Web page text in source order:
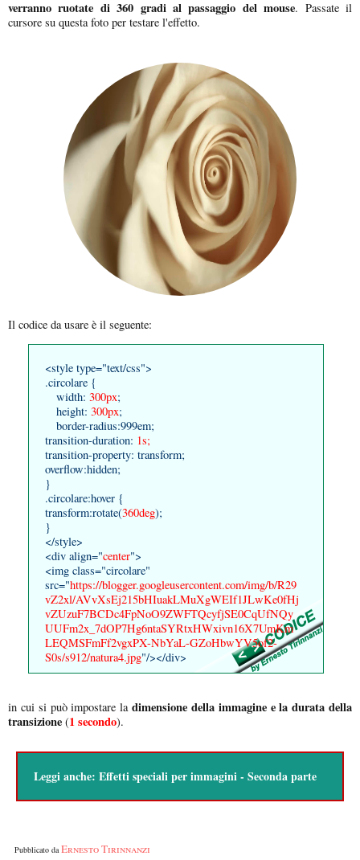
verranno ruotate di 360 gradi al passaggio del mouse. Passate il
cursore su questa foto per testare l'effetto.
Il codice da usare è il seguente:
<style type="text/css">
.circolare {
width: 300px;
height: 300px;
border-radius:999em;
transition-duration: 1s;
transition-property: transform;
overflow:hidden;
}
.circolare:hover {
transform:rotate(360deg);
}
</style>
<div align="center">
<img class="circolare"
src="https://blogger.googleusercontent.com/img/b/R29
vZ2xl/AVvXsEj215bHIuakLMuXgWEIf1JLwKe0fHj
vZUzuF7BCDc4FpNoO9ZWFTQcyfjSE0CqUfNQy
UUFm2x_7dOP7Hg6ntaSYRtxHWxivn16X7UmKm
LEQMSFmFf2vgxPX-NbYaL-GZoHbwYV5of2-
S0s/s912/natura4.jpg"/></div>
in cui si può impostare ladimensione della immagine e la durata della
transizione (1 secondo).
Leggi anche: Effetti speciali per immagini - Seconda parte
Pubblicato daErnesto Tirinnanzi